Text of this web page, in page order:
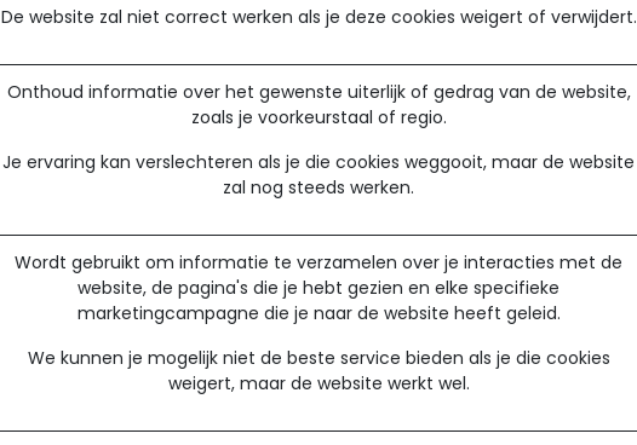
De website zal niet correct werken als je deze cookies weigert of verwijdert.
Onthoud informatie over het gewenste uiterlijk of gedrag van de website,
zoals je voorkeurstaal of regio.
Je ervaring kan verslechteren als je die cookies weggooit, maar de website
zal nog steeds werken.
Wordt gebruikt om informatie te verzamelen over je interacties met de
website, de pagina's die je hebt gezien en elke specifieke
marketingcampagne die je naar de website heeft geleid.
We kunnen je mogelijk niet de beste service bieden als je die cookies
weigert, maar de website werkt wel.